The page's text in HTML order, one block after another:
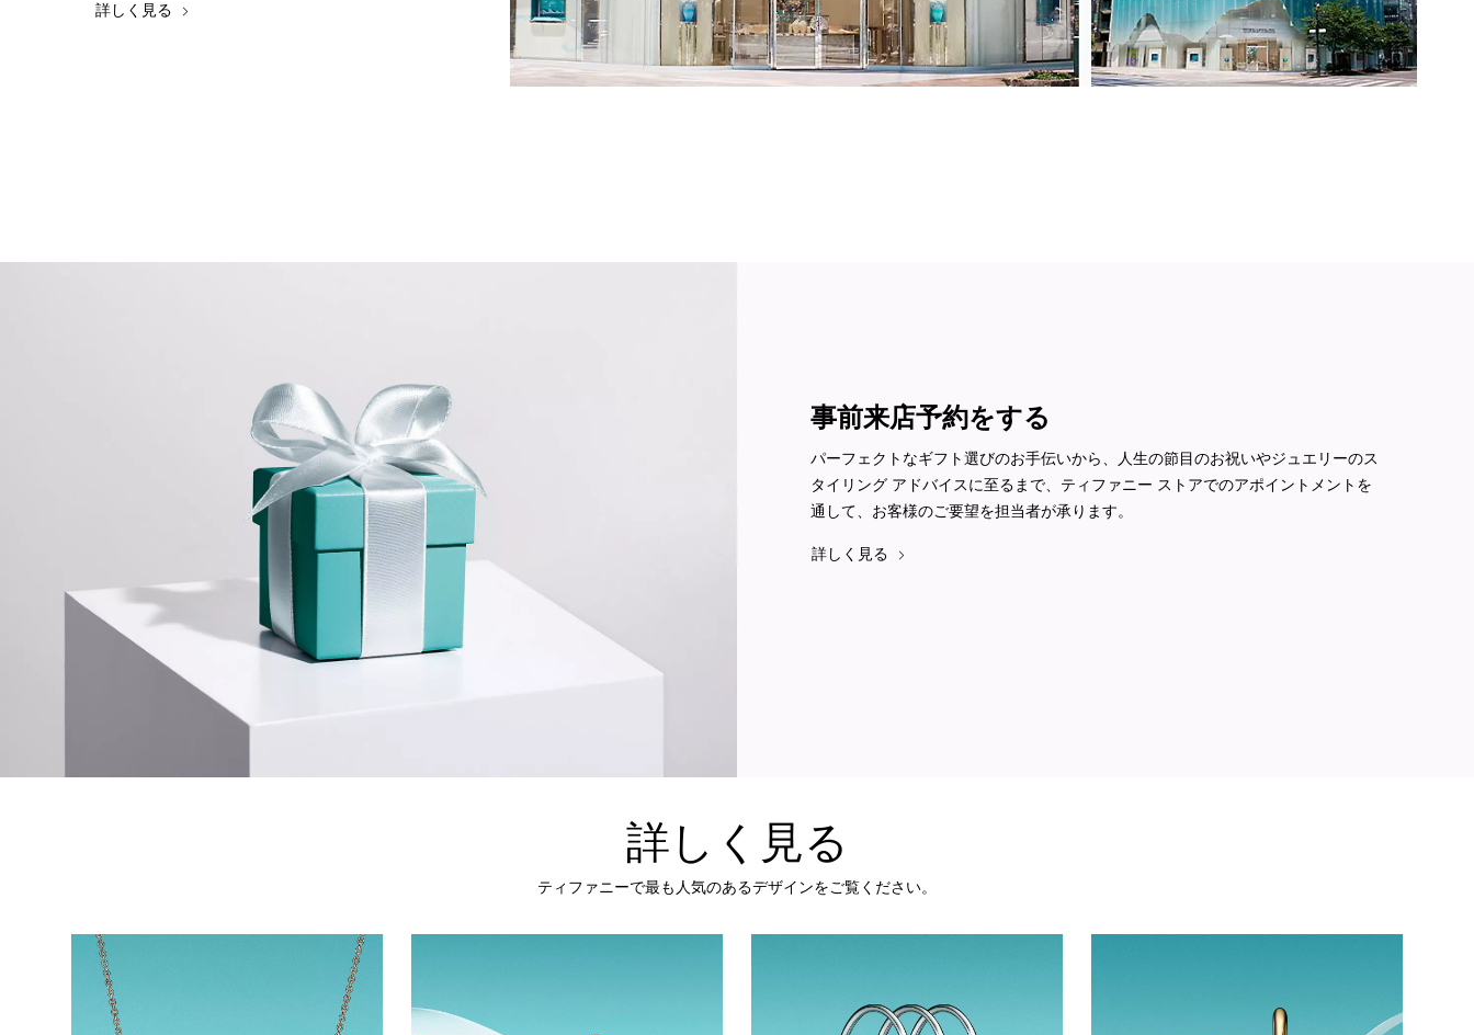
詳しく見る
事前来店予約をする
パーフェクトなギフト選びのお手伝いから、人生の節目のお祝いやジュエリーのス
タイリング アドバイスに至るまで、ティファニー ストアでのアポイントメントを
通して、お客様のご要望を担当者が承ります。
詳しく見る
詳しく見る
ティファニーで最も人気のあるデザインをご覧ください。